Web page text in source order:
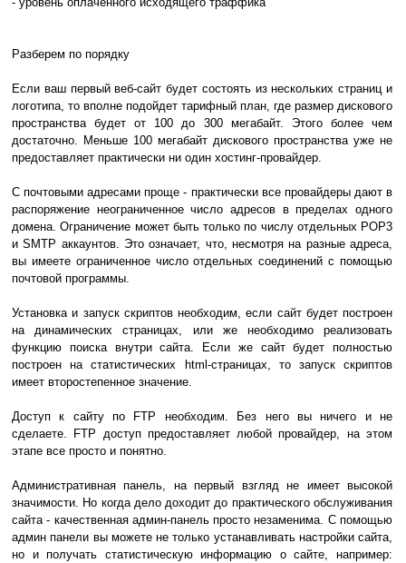
Разберем по порядку
Если ваш первый веб-сайт будет состоять из нескольких страниц и
логотипа, то вполне подойдет тарифный план, где размер дискового
пространства будет от 100 до 300 мегабайт. Этого более чем
достаточно. Меньше 100 мегабайт дискового пространства уже не
предоставляет практически ни один хостинг-провайдер.
С почтовыми адресами проще - практически все провайдеры дают в
распоряжение неограниченное число адресов в пределах одного
домена. Ограничение может быть только по числу отдельных POP3
и SMTP аккаунтов. Это означает, что, несмотря на разные адреса,
вы имеете ограниченное число отдельных соединений с помощью
почтовой программы.
Установка и запуск скриптов необходим, если сайт будет построен
на динамических страницах, или же необходимо реализовать
функцию поиска внутри сайта. Если же сайт будет полностью
построен на статистических html-страницах, то запуск скриптов
имеет второстепенное значение.
Доступ к сайту по FTP необходим. Без него вы ничего и не
сделаете. FTP доступ предоставляет любой провайдер, на этом
этапе все просто и понятно.
Административная панель, на первый взгляд не имеет высокой
значимости. Но когда дело доходит до практического обслуживания
сайта - качественная админ-панель просто незаменима. С помощью
админ панели вы можете не только устанавливать настройки сайта,
но и получать статистическую информацию о сайте, например: